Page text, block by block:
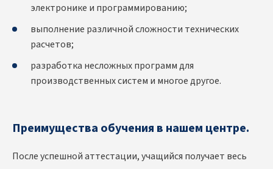
электронике и программированию;
выполнение различной сложности технических
расчетов;
разработка несложных программ для
производственных систем и многое другое.
Преимущества обучения в нашем центре.
После успешной аттестации, учащийся получает весь